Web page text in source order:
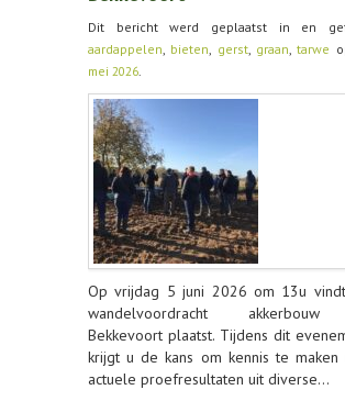
Dit bericht werd geplaatst in en
aardappelen, bieten, gerst, graan,tarwe
mei 2026.
Op vrijdag 5 juni 2026 om 13u
wandelvoordracht
Bekkevoort plaatst. Tijdens dit
krijgt u de kans om kennis te maken
actuele proefresultaten uit diverse…